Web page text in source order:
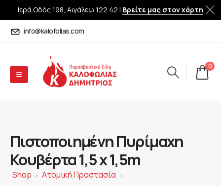
Ιερά Οδός 198, Αιγάλεω 122 42 | Βρείτε μας στον χάρτη
info@kalofolias.com
0
Πιστοποιημένη Πυρίμαχη
Κουβέρτα 1,5 x 1,5m
Shop > Ατομική Προστασία >